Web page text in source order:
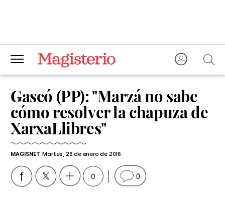
Gascó (PP): "Marzá no sabe
cómo resolver la chapuza de
XarxaLlibres"
MAGISNET Martes, 26 de enero de 2016
0 0